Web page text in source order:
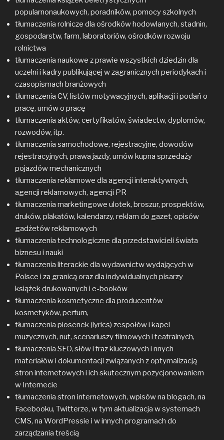
popularnonaukowych, poradników, pomocy szkolnych
tłumaczenia rolnicze dla ośrodków hodowlanych, stadnin,
gospodarstw, farm, laboratoriów, ośrodków rozwoju
rolnictwa
tłumaczenia naukowe z prawie wszystkich dziedzin dla
uczelni i kadry publikującej w zagranicznych periodykach i
czasopismach branżowych
tłumaczenia CV, listów motywacyjnych, aplikacji i podań o
pracę, umów o pracę
tłumaczenia aktów, certyfikatów, świadectw, dyplomów,
rozwodów, itp.
tłumaczenia samochodowe, rejestracyjne, dowodów
rejestracyjnych, prawa jazdy, umów kupna sprzedaży
pojazdów mechanicznych
tłumaczenia reklamowe dla agencji interaktywnych,
agencji reklamowych, agencji PR
tłumaczenia marketingowe ulotek, broszur, prospektów,
druków, plakatów, kalendarzy, reklam do gazet, opisów
gadżetów reklamowych
tłumaczenia technologiczne dla przedstawicieli świata
biznesu i nauki
tłumaczenia literackie dla wydawnictw wydających w
Polsce i za granicą oraz dla indywidualnych pisarzy
książek drukowanych i e-booków
tłumaczenia kosmetyczne dla producentów
kosmetyków, perfum,
tłumaczenia piosenek (lyrics) zespołów i kapel
muzycznych, nut, scenariuszy filmowych i teatralnych,
tłumaczenia SEO, słów i fraz kluczowych i nnych
materiałów i dokumentacji związanych z optymalizacją
stron internetowych i ich skutecznym pozycjonowaniem
w Internecie
tłumaczenia stron internetowych, wpisów na blogach, na
Facebooku, Twitterze, w tym aktualizacja w systemach
CMS, na WordPressie i w innych programach do
zarządzania treścią